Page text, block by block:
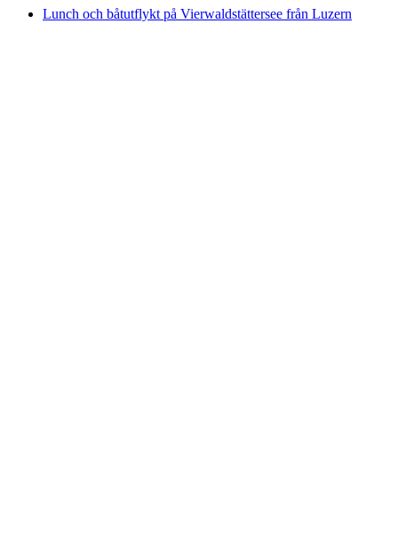
Lunch och båtutflykt på Vierwaldstättersee från Luzern